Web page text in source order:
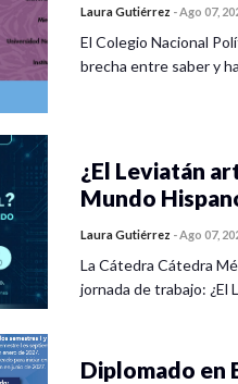
Laura Gutiérrez -Ago 07,
El Colegio Nacional
brecha entre saber y
¿El Leviatán
Mundo
Laura Gutiérrez -Ago 07,
La Cátedra Cátedra
jornada de trabajo:
Diplomado en